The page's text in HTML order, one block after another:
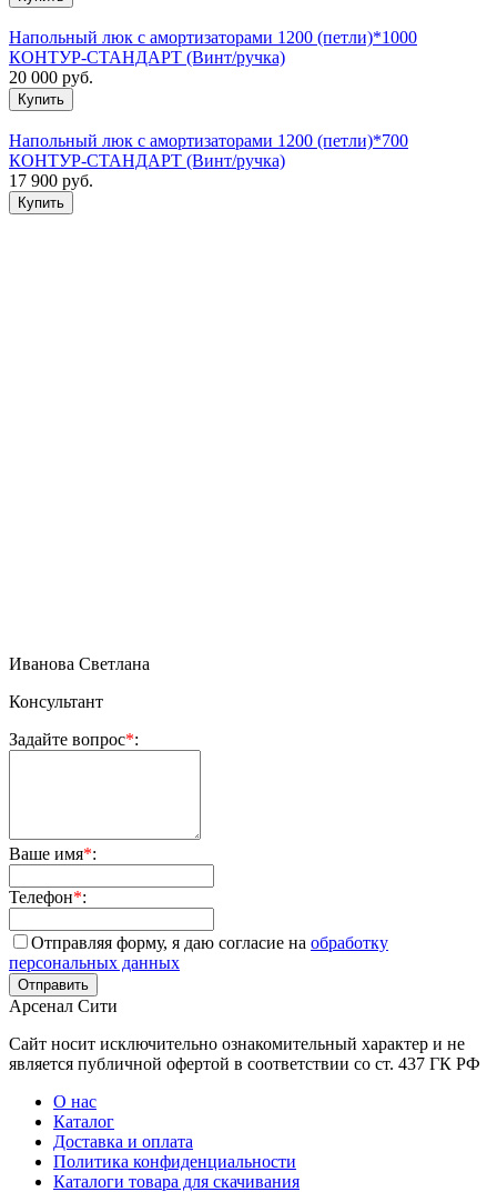
Напольный люк с амортизаторами 1200 (петли)*1000
КОНТУР-СТАНДАРТ (Винт/ручка)
20 000 руб.
Напольный люк с амортизаторами 1200 (петли)*700
КОНТУР-СТАНДАРТ (Винт/ручка)
17 900 руб.
Иванова Светлана
Консультант
Задайте вопрос*:
Ваше имя*:
Телефон*:
Отправляя форму, я даю согласие на обработку
персональных данных
Арсенал Сити
Сайт носит исключительно ознакомительный характер и не
является публичной офертой в соответствии со ст. 437 ГК РФ
О нас
Каталог
Доставка и оплата
Политика конфиденциальности
Каталоги товара для скачивания